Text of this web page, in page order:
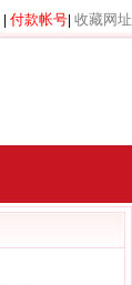
付款帐号 收藏网址